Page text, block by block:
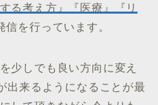
る考え方』『医療』『リ
を行っています。
少しでも良い方向に変え
出来るようになることが最